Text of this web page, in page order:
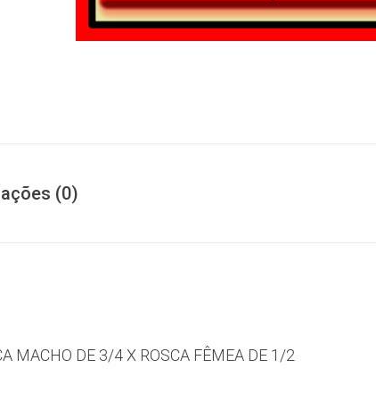
(0)
MACHO DE 3/4 X ROSCA FÊMEA DE 1/2